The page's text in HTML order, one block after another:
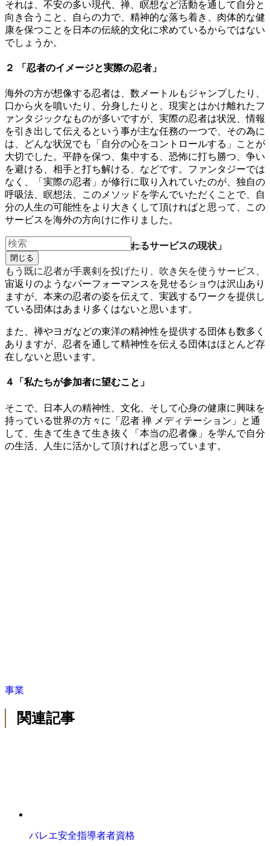
それは、不安の多い現代、禅、瞑想など活動を通して自分と
向き合うこと、自らの力で、精神的な落ち着き、肉体的な健
康を保つことを日本の伝統的文化に求めているからではない
でしょうか。
２ 「忍者のイメージと実際の忍者」
海外の方が想像する忍者は、数メートルもジャンプしたり、
口から火を噴いたり、分身したりと、現実とはかけ離れたフ
ァンタジックなものが多いですが、実際の忍者は状況、情報
を引き出して伝えるという事が主な任務の一つで、その為に
は、どんな状況でも「自分の心をコントロールする」ことが
大切でした。平静を保つ、集中する、恐怖に打ち勝つ、争い
を避ける、相手と打ち解ける、などです。ファンタジーでは
なく、「実際の忍者」が修行に取り入れていたのが、独自の
呼吸法、瞑想法、このメソッドを学んでいただくことで、自
分の人生の可能性をより大きくして頂ければと思って、この
サービスを海外の方向けに作りました。
３「日本における、忍者に関わるサービスの現状」
もう既に忍者が手裏剣を投げたり、吹き矢を使うサービス、
宙返りのようなパーフォーマンスを見せるショウは沢山あり
ますが、本来の忍者の姿を伝えて、実践するワークを提供し
ている団体はあまり多くはないと思います。
また、禅やヨガなどの東洋の精神性を提供する団体も数多く
ありますが、忍者を通して精神性を伝える団体はほとんど存
在しないと思います。
４「私たちが参加者に望むこと」
そこで、日本人の精神性、文化、そして心身の健康に興味を
持っている世界の方々に「忍者 禅 メディテーション」と通
して、生きて生きて生き抜く「本当の忍者像」を学んで自分
の生活、人生に活かして頂ければと思っています。
事業
関連記事
バレエ安全指導者者資格
閉じる